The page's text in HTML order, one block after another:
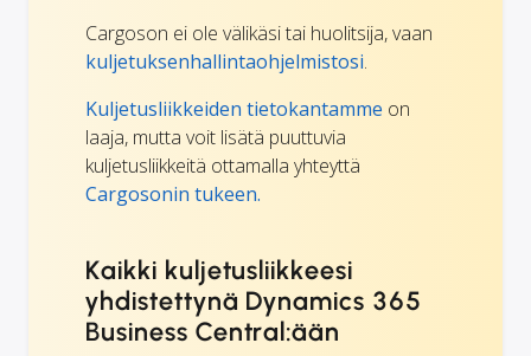
Cargoson ei ole välikäsi tai huolitsija, vaan
kuljetuksenhallintaohjelmistosi.
Kuljetusliikkeiden tietokantamme on
laaja, mutta voit lisätä puuttuvia
kuljetusliikkeitä ottamalla yhteyttä
Cargosonin tukeen.
Kaikki kuljetusliikkeesi
yhdistettynä Dynamics 365
Business Central:ään